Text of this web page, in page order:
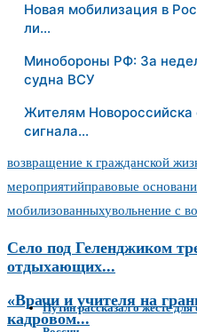
Новая мобилизация в
ли…
Минобороны РФ: За
судна ВСУ
Жителям
сигнала…
возвращение к гражданской
мероприятийправовые
мобилизованныхувольнение с
Село под Геленджиком
отдыхающих...
«Врачи и учителя на
кадровом...
Путин рассказал о жесте